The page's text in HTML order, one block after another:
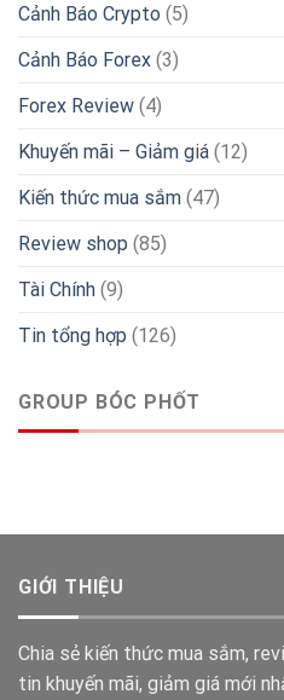
Cảnh Báo Crypto (5)
Cảnh Báo Forex (3)
Forex Review (4)
Khuyến mãi – Giảm giá (12)
Kiến thức mua sắm (47)
Review shop (85)
Tài Chính (9)
Tin tổng hợp (126)
GROUP BÓC PHỐT
GIỚI THIỆU
Chia sẻ kiến thức mua sắm,
tin khuyến mãi, giảm giá mới